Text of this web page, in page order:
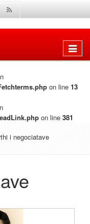
Shfaq
on line 13
on line 381
i negociatave